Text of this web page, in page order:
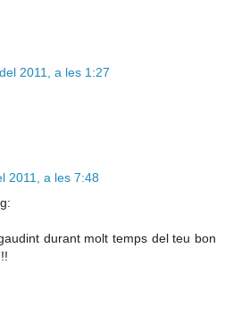
2011, a les 1:27
2011, a les 7:48
durant molt temps del teu bon